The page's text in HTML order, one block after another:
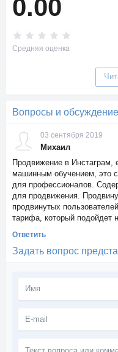
0.00
Средняя оценка
Вопросы и
03 сентября 2019
Михаил
Продвижение в Инстаграм,
машинным обучением, это
для профессионалов.
для продвижения.
продвинутых
тарифа, который подойдет
Ответить
Задать вопрос